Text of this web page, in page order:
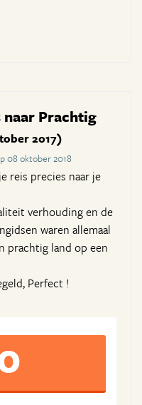
Prachtig
2017)
08 oktober 2018
reis precies naar je
verhouding en de
waren allemaal
prachtig land op een
Perfect !